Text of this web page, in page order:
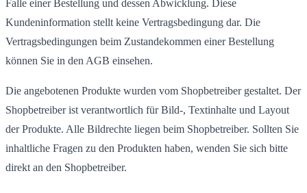
Falle einer Bestellung und dessen Abwicklung. Diese
Kundeninformation stellt keine Vertragsbedingung dar. Die
Vertragsbedingungen beim Zustandekommen einer Bestellung
können Sie in den AGB einsehen.
Die angebotenen Produkte wurden vom Shopbetreiber gestaltet. Der
Shopbetreiber ist verantwortlich für Bild-, Textinhalte und Layout
der Produkte. Alle Bildrechte liegen beim Shopbetreiber. Sollten Sie
inhaltliche Fragen zu den Produkten haben, wenden Sie sich bitte
direkt an den Shopbetreiber.